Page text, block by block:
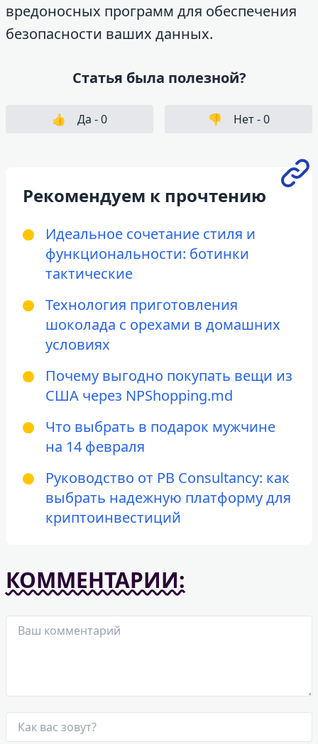
вредоносных программ для обеспечения
безопасности ваших данных.
Статья была полезной?
👍 Да -0 👎 Нет -0
Рекомендуем к прочтению
Идеальное сочетание стиля и
функциональности: ботинки
тактические
Технология приготовления
шоколада с орехами в домашних
условиях
Почему выгодно покупать вещи из
США через NPShopping.md
Что выбрать в подарок мужчине
на 14 февраля
Руководство от PB Consultancy: как
выбрать надежную платформу для
криптоинвестиций
КОММЕНТАРИИ: